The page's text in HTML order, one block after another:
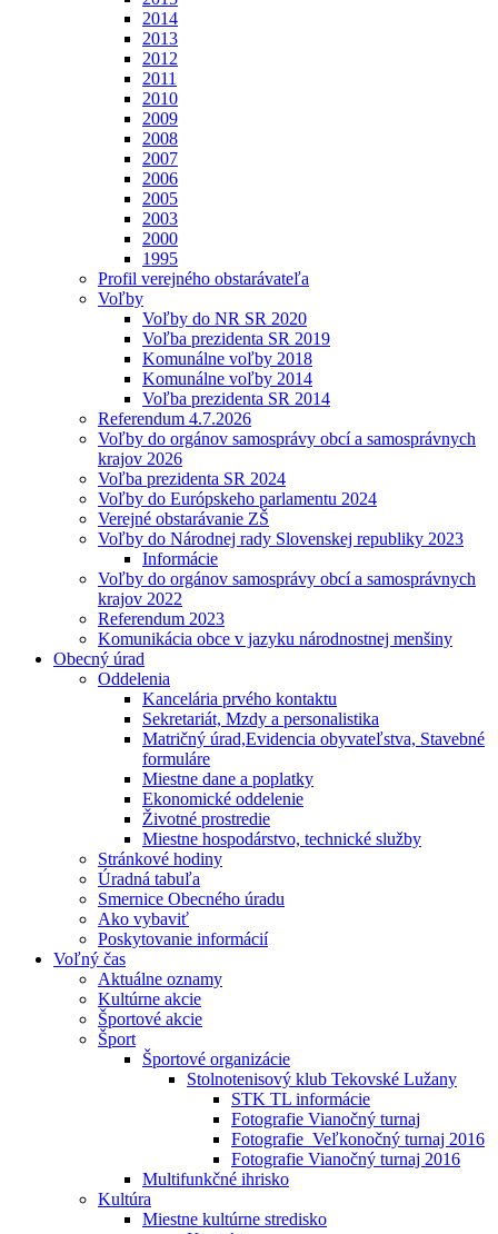
2014
2013
2012
2011
2010
2009
2008
2007
2006
2005
2003
2000
1995
Profil verejného obstarávateľa
Voľby
Voľby do NR SR 2020
Voľba prezidenta SR 2019
Komunálne voľby 2018
Komunálne voľby 2014
Voľba prezidenta SR 2014
Referendum 4.7.2026
Voľby do orgánov samosprávy obcí a samosprávnych
krajov 2026
Voľba prezidenta SR 2024
Voľby do Európskeho parlamentu 2024
Verejné obstarávanie ZŠ
Voľby do Národnej rady Slovenskej republiky 2023
Informácie
Voľby do orgánov samosprávy obcí a samosprávnych
krajov 2022
Referendum 2023
Komunikácia obce v jazyku národnostnej menšiny
Obecný úrad
Oddelenia
Kancelária prvého kontaktu
Sekretariát, Mzdy a personalistika
Matričný úrad,Evidencia obyvateľstva, Stavebné
formuláre
Miestne dane a poplatky
Ekonomické oddelenie
Životné prostredie
Miestne hospodárstvo, technické služby
Stránkové hodiny
Úradná tabuľa
Smernice Obecného úradu
Ako vybaviť
Poskytovanie informácií
Voľný čas
Aktuálne oznamy
Kultúrne akcie
Športové akcie
Šport
Športové organizácie
Stolnotenisový klub Tekovské Lužany
STK TL informácie
Fotografie Vianočný turnaj
Fotografie_Veľkonočný turnaj 2016
Fotografie Vianočný turnaj 2016
Multifunkčné ihrisko
Kultúra
Miestne kultúrne stredisko